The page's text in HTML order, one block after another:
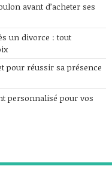
avant d’acheter ses
un divorce : tout
pour réussir sa présence
personnalisé pour vos